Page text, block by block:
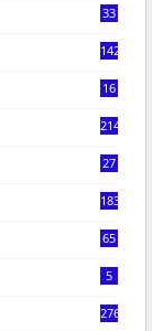
33
142
16
214
27
183
65
5
276